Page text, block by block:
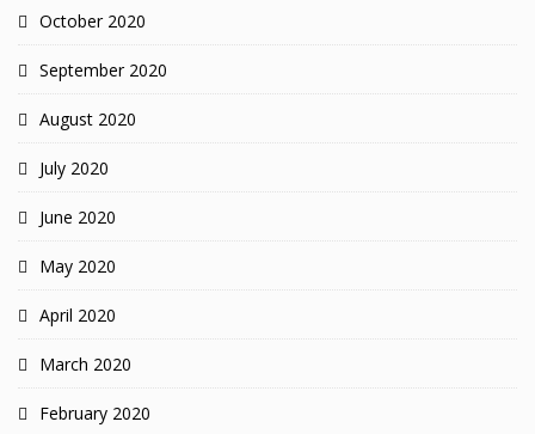
October 2020
September 2020
August 2020
July 2020
June 2020
May 2020
April 2020
March 2020
February 2020